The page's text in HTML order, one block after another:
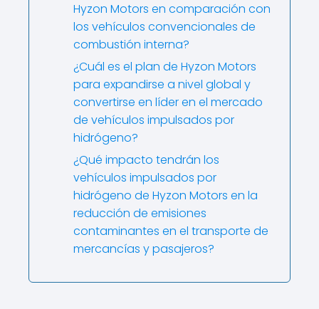
Hyzon Motors en comparación con
los vehículos convencionales de
combustión interna?
¿Cuál es el plan de Hyzon Motors
para expandirse a nivel global y
convertirse en líder en el mercado
de vehículos impulsados por
hidrógeno?
¿Qué impacto tendrán los
vehículos impulsados por
hidrógeno de Hyzon Motors en la
reducción de emisiones
contaminantes en el transporte de
mercancías y pasajeros?